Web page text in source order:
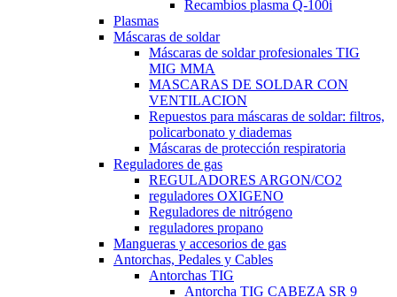
Recambios plasma Q-100i
Plasmas
Máscaras de soldar
Máscaras de soldar profesionales TIG
MIG MMA
MASCARAS DE SOLDAR CON
VENTILACION
Repuestos para máscaras de soldar: filtros,
policarbonato y diademas
Máscaras de protección respiratoria
Reguladores de gas
REGULADORES ARGON/CO2
reguladores OXIGENO
Reguladores de nitrógeno
reguladores propano
Mangueras y accesorios de gas
Antorchas, Pedales y Cables
Antorchas TIG
Antorcha TIG CABEZA SR 9